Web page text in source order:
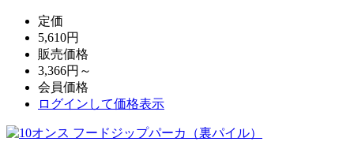
定価
5,610円
販売価格
3,366円～
会員価格
ログイン して価格表示